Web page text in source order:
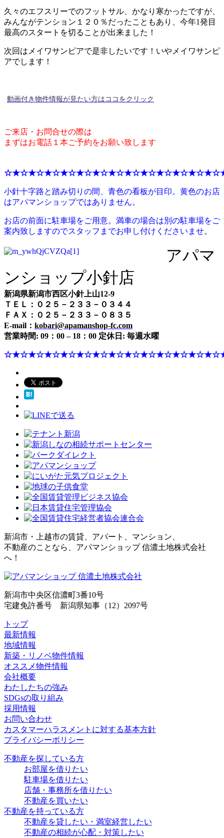
久々のエフスリーでのフットサル、かなり寒かったですが、
みんながテンション１２０％だったこともあり、今年1発目
最高のスタートを切ることが出来ました！
次回はメイワサンピアで是非したいです！いやメイワサンピ
アでします！
動画付き物件情報が見たい方はココをクリック
ご来店・お問合せの際は
まずはお電話１本ご予約をお願い致します
小針十字路と踏み切りの間、青色の看板が目印。黄色のお店
はアパマンショップではありません。
お店の前面に駐車場をご用意。満車の場合は別の駐車場をご
案内致しますのでスタッフまでお申し付けくださいませ。
アパマ
ンショップ小針店
新潟県新潟市西区小針上山12-9
ＴＥＬ：０２５－２３３－０３４４
ＦＡＸ：０２５－２３３－０８３５
E-mail： kobari@apamanshop-fc.com
営業時間: 09：00 – 18：00 定休日: 毎週水曜
新潟市・上越市の賃貸、アパート、マンション、
不動産のことなら、アパマンショップ 信濃土地株式会社
へ！
新潟市中央区信濃町3番10号
宅建免許番号 新潟県知事（12）2097号
トップ
最新情報
地域情報
新築・リノベ物件情報
オススメ物件情報
会社概要
わたしたちの強み
SDGsの取り組み
採用情報
お問い合わせ
カスタマーハラスメントに対する基本方針
プライバシーポリシー
不動産を探している方
お部屋を借りたい
駐車場を借りたい
店舗・事務所を借りたい
不動産を買いたい
不動産を持っている方
不動産を貸したい・満室経営したい
不動産の相続が心配・対策したい